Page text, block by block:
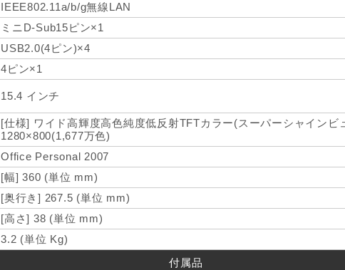
IEEE802.11a/b/g無線LAN
ミニD-Sub15ピン×1
USB2.0(4ピン)×4
4ピン×1
15.4 インチ
[仕様] ワイド高輝度高色純度低反射TFTカラー(スーパーシャインビ
1280×800(1,677万色)
Office Personal 2007
[幅] 360 (単位 mm)
[奥行き] 267.5 (単位 mm)
[高さ] 38 (単位 mm)
3.2 (単位 Kg)
付属品